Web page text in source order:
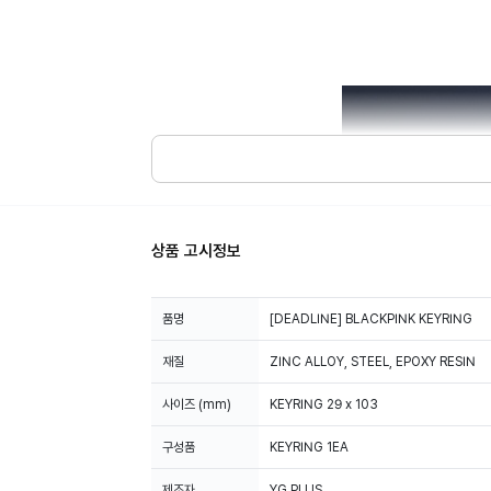
상품 고시정보
품명 [DEADLINE] BLACKPINK KEYRING
재질 ZINC ALLOY, STEEL, EPOXY RESIN
사이즈 (mm) KEYRING 29 x 103
구성품 KEYRING 1EA